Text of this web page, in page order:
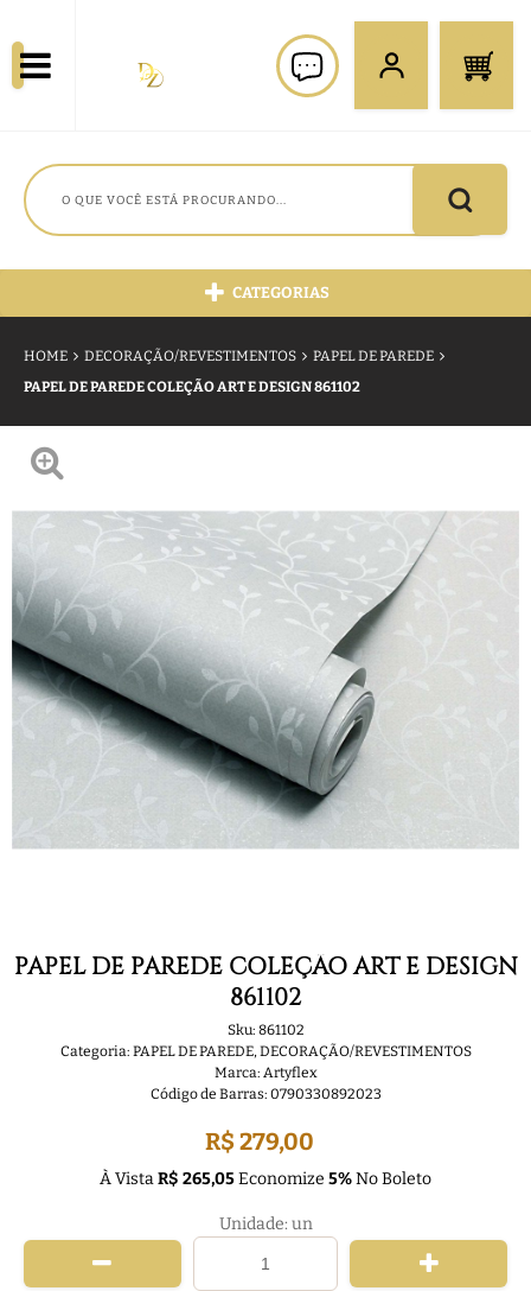
CATEGORIAS
HOME DECORAÇÃO/REVESTIMENTOS
PAPEL DE PAREDE
PAPEL DE PAREDE COLEÇÃO ART E DESIGN 861102
PAPEL DE PAREDE COLEÇÃO ART E DESIGN
861102
Sku: 861102
Categoria: PAPEL DE PAREDE,DECORAÇÃO/REVESTIMENTOS
Marca: Artyflex
Código de Barras: 0790330892023
R$ 279,00
À VistaR$ 265,05Economize 5%No Boleto
Unidade: un